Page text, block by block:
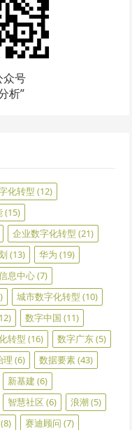
众号
析”
化转型 (12)
(15)
企业数字化转型 (21)
(13) 华为 (19)
息中心(7)
城市数字化转型 (10)
数字中国 (11)
转型 (16) 数字广东(5)
理 (6) 数据要素(43)
新基建 (6)
智慧社区 (6) 浪潮(5)
(8) 赛迪顾问 (7)